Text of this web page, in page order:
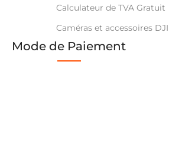
Calculateur de TVA Gratuit
Caméras et accessoires
Mode de Paiement